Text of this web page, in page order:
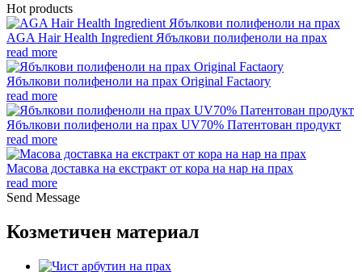
Hot products
AGA Hair Health Ingredient Ябълкови полифеноли на прах
read more
Ябълкови полифеноли на прах Original Factaory
read more
Ябълкови полифеноли на прах UV70% Патентован продукт
read more
Масова доставка на екстракт от кора на нар на прах
read more
Send Message
Козметичен материал